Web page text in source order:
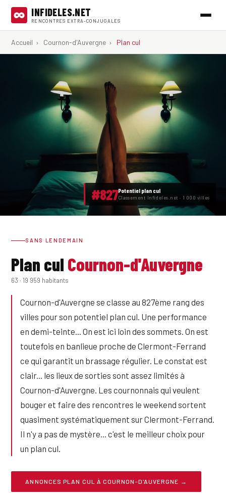
INFIDELES.NET
RENCONTRES EXTRA-CONJUGALES
Accueil › Cournon-d'Auvergne › Plan cul
#827Potentiel plan cul
Classement Infideles.net · 1 000 villes
SANS LENDEMAIN
Plan cul Cournon-d'Auvergne
63 · 19 959 habitants
Cournon-d'Auvergne se classe au 827ème rang des
villes pour son potentiel plan cul. Une performance
en demi-teinte... On est ici loin des sommets. On est
toutefois en banlieue proche de Clermont-Ferrand
ce qui garantit un brassage régulier. Le constat est
clair... les lieux de sorties sont assez limités à
Cournon-d'Auvergne. Les cournonnais qui veulent
bouger et faire des rencontres le weekend sortent
quasiment systématiquement sur Clermont-Ferrand.
Il n'y a pas de mystère... c'est le meilleur choix pour
un plan cul.
ANNONCES PLAN CUL À COURNON-D'AUVERGNE →